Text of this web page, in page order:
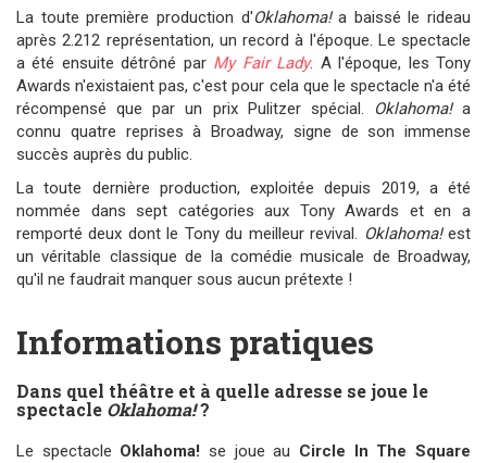
La toute première production d'Oklahoma!a baissé le rideau
après 2.212 représentation, un record à l'époque. Le spectacle
a été ensuite détrôné par My Fair Lady. A l'époque, les Tony
Awards n'existaient pas, c'est pour cela que le spectacle n'a été
récompensé que par un prix Pulitzer spécial.
Oklahoma!a
connu quatre reprises à Broadway, signe de son immense
succès auprès du public.
La toute dernière production, exploitée depuis 2019, a été
nommée dans sept catégories aux Tony Awards et en a
remporté deux dont le Tony du meilleur revival. Oklahoma!est
un véritable classique de la comédie musicale de Broadway,
qu'il ne faudrait manquer sous aucun prétexte !
Informations pratiques
Dans quel théâtre et à quelle adresse se joue le
spectacle Oklahoma!?
Le spectacle Oklahoma! se joue au Circle In The Square